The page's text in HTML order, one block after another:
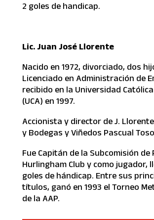
2 goles de handicap.
Lic. Juan José Llorente
Nacido en 1972, divorciado, dos
Licenciado en Administración de
recibido en la Universidad
(UCA) en 1997.
Accionista y director de J. Llorente
y Bodegas y Viñedos Pascual
Fue Capitán de la Subcomisión de
Hurlingham Club y como jugador,
goles de hándicap. Entre sus
títulos, ganó en 1993 el Torneo
de la AAP.